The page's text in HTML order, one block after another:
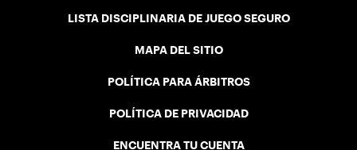
LISTA DISCIPLINARIA DE JUEGO SEGURO
MAPA DEL SITIO
POLÍTICA PARA ÁRBITROS
POLÍTICA DE PRIVACIDAD
ENCUENTRA TU CUENTA